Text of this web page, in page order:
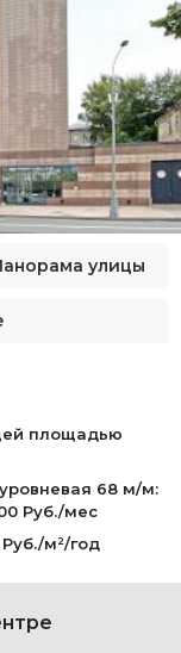
улицы
площадью
68 м/м:
Руб./мес
м²/год